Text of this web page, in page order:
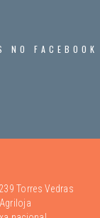
NO FACEBOOK
Torres Vedras